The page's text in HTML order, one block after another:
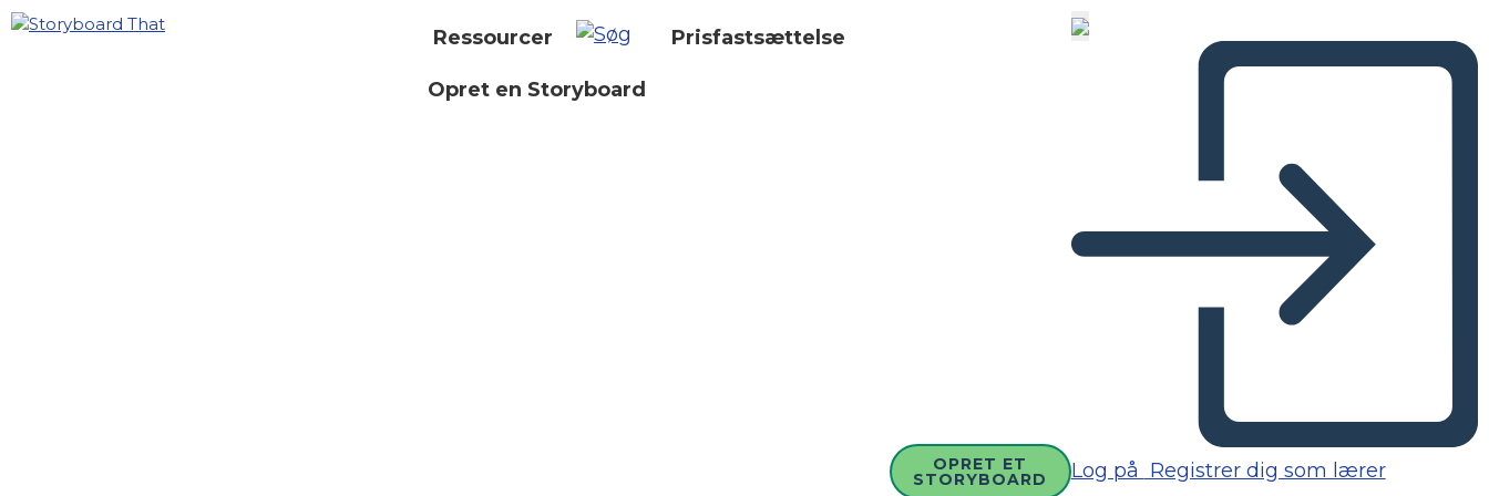
Ressourcer Prisfastsættelse
Opret en Storyboard
OPRET ET
STORYBOARD Log på Registrer dig som lærer